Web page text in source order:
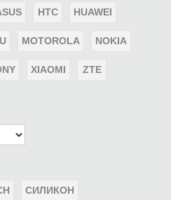
HTC HUAWEI
MOTOROLA NOKIA
XIAOMI ZTE
СИЛИКОН